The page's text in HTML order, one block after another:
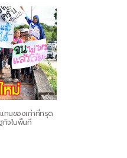
ทนของเก่าที่ทรุด
กิจในพื้นที่